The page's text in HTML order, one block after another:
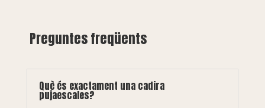
Preguntes freqüents
Què és exactament una cadira
pujaescales?